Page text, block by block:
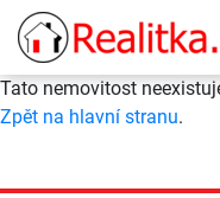
Tato nemovitost
Zpět na hlavní stranu.